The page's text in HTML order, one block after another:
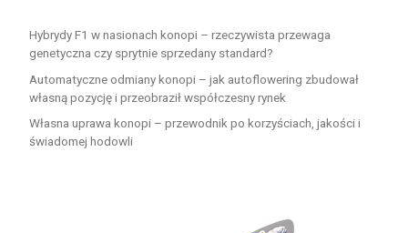
Hybrydy F1 w nasionach konopi – rzeczywista przewaga
genetyczna czy sprytnie sprzedany standard?
Automatyczne odmiany konopi – jak autoflowering zbudował
własną pozycję i przeobraził współczesny rynek
Własna uprawa konopi – przewodnik po korzyściach, jakości i
świadomej hodowli